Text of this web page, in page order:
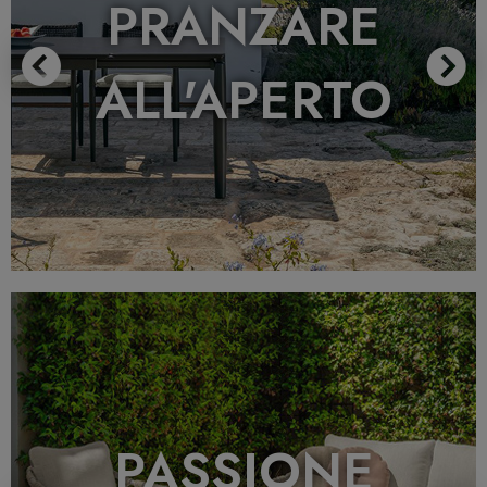
PRANZARE
ALL'APERTO
Previous